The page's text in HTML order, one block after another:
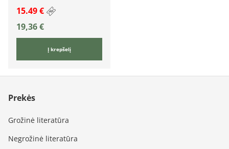
15.49 €
19,36€
Į krepšelį
Prekės
Grožinė literatūra
Negrožinė literatūra